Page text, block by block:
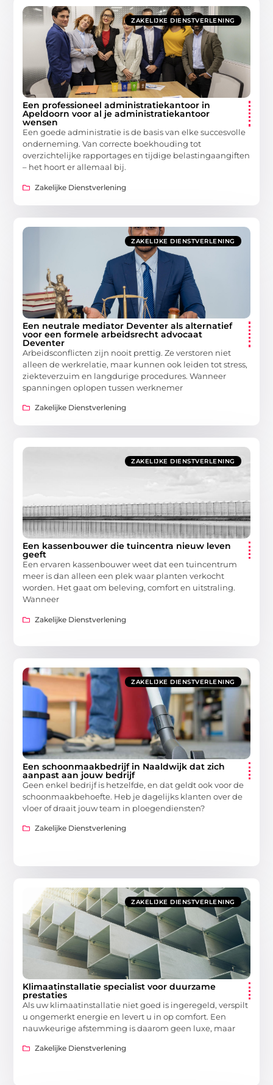
ZAKELIJKE DIENSTVERLENING
Een professioneel administratiekantoor in
Apeldoorn voor al je administratiekantoor
wensen
Een goede administratie is de basis van elke succesvolle
onderneming. Van correcte boekhouding tot
overzichtelijke rapportages en tijdige belastingaangiften
– het hoort er allemaal bij.
Zakelijke Dienstverlening
ZAKELIJKE DIENSTVERLENING
Een neutrale mediator Deventer als alternatief
voor een formele arbeidsrecht advocaat
Deventer
Arbeidsconflicten zijn nooit prettig. Ze verstoren niet
alleen de werkrelatie, maar kunnen ook leiden tot stress,
ziekteverzuim en langdurige procedures. Wanneer
spanningen oplopen tussen werknemer
Zakelijke Dienstverlening
ZAKELIJKE DIENSTVERLENING
Een kassenbouwer die tuincentra nieuw leven
geeft
Een ervaren kassenbouwer weet dat een tuincentrum
meer is dan alleen een plek waar planten verkocht
worden. Het gaat om beleving, comfort en uitstraling.
Wanneer
Zakelijke Dienstverlening
ZAKELIJKE DIENSTVERLENING
Een schoonmaakbedrijf in Naaldwijk dat zich
aanpast aan jouw bedrijf
Geen enkel bedrijf is hetzelfde, en dat geldt ook voor de
schoonmaakbehoefte. Heb je dagelijks klanten over de
vloer of draait jouw team in ploegendiensten?
Zakelijke Dienstverlening
ZAKELIJKE DIENSTVERLENING
Klimaatinstallatie specialist voor duurzame
prestaties
Als uw klimaatinstallatie niet goed is ingeregeld, verspilt
u ongemerkt energie en levert u in op comfort. Een
nauwkeurige afstemming is daarom geen luxe, maar
Zakelijke Dienstverlening